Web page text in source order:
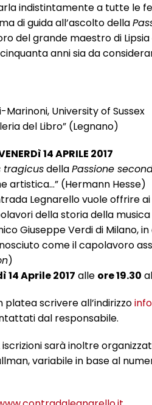
indistintamente a tutte le
di guida all’ascolto della
del grande maestro di
anni sia da
University of Sussex
del Libro” (Legnano)
14 APRILE 2017
tragicusdellaPassione
artistica…” (Hermann Hesse)
Legnarello vuole offrire
della storia della
Giuseppe Verdi di Milano,
come il capolavoro
)
14 Aprile 2017 alle ore 19.30
platea scrivere all’indirizzo
dal responsabile.
sarà inoltre
variabile in base al